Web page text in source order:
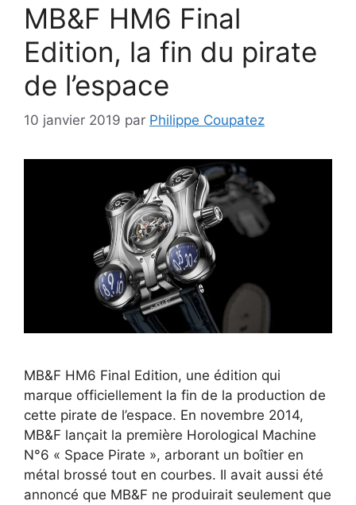
MB&F HM6 Final
Edition, la fin du pirate
de l’espace
10 janvier 2019 par Philippe Coupatez
MB&F HM6 Final Edition, une édition qui
marque officiellement la fin de la production de
cette pirate de l’espace. En novembre 2014,
MB&F lançait la première Horological Machine
N°6 « Space Pirate », arborant un boîtier en
métal brossé tout en courbes. Il avait aussi été
annoncé que MB&F ne produirait seulement que